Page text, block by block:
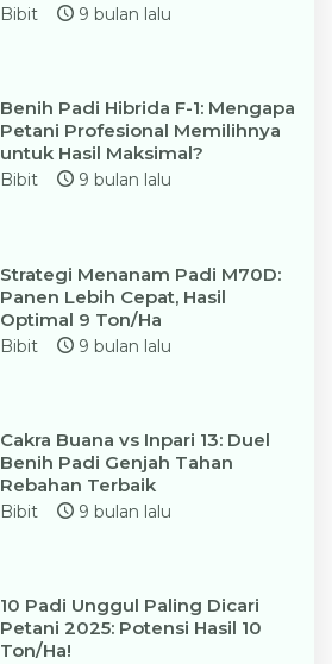
Bibit 9 bulan lalu
Benih Padi Hibrida F-1: Mengapa
Petani Profesional Memilihnya
untuk Hasil Maksimal?
Bibit 9 bulan lalu
Strategi Menanam Padi M70D:
Panen Lebih Cepat, Hasil
Optimal 9 Ton/Ha
Bibit 9 bulan lalu
Cakra Buana vs Inpari 13: Duel
Benih Padi Genjah Tahan
Rebahan Terbaik
Bibit 9 bulan lalu
10 Padi Unggul Paling Dicari
Petani 2025: Potensi Hasil 10
Ton/Ha!